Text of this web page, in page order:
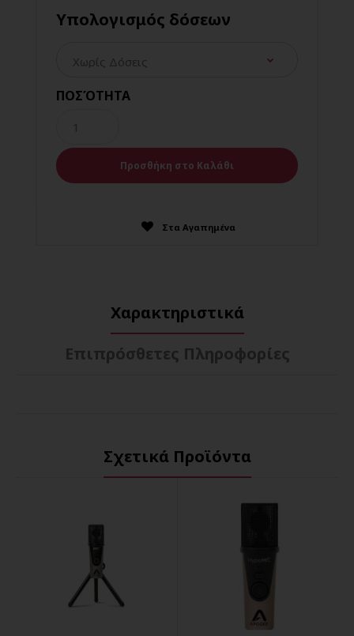
Υπολογισμός δόσεων
ΠΟΣΌΤΗΤΑ
Στα Αγαπημένα
Χαρακτηριστικά
Επιπρόσθετες Πληροφορίες
Σχετικά Προϊόντα